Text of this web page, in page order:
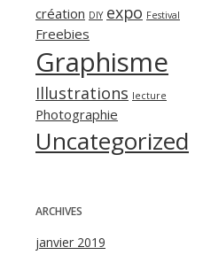
création DIY expo Festival
Freebies
Graphisme
Illustrations lecture
Photographie
Uncategorized
ARCHIVES
janvier 2019